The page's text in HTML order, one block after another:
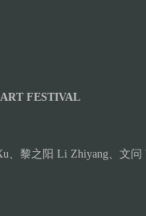
FESTIVAL
、黎之阳 Li Zhiyang、文问